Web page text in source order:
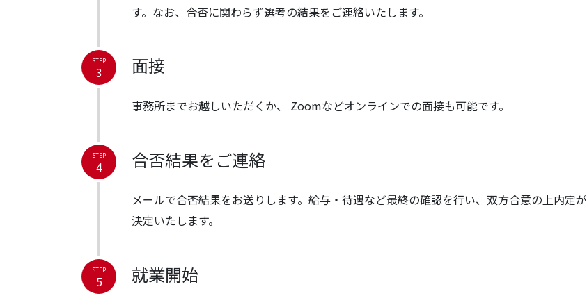
す。なお、合否に関わらず選考の結果をご連絡いたします。
面接
事務所までお越しいただくか、 Zoomなどオンラインでの面接も可能です。
STEP
3
合否結果をご連絡
メールで合否結果をお送りします。給与・待遇など最終の確認を行い、双方合意の上内定が
決定いたします。
STEP
4
就業開始
STEP
5